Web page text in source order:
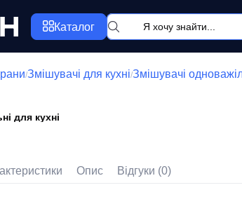
Каталог
/Змішувачі для кухні/Змішувачі
для кухні
Опис Відгуки (0)